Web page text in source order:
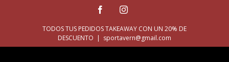
FacebookInstagram
TODOS TUS PEDIDOS TAKEAWAY CON UN 20% DE
DESCUENTO | sportavern@gmail.com